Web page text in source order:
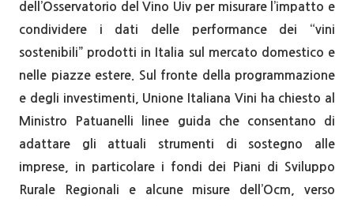
dell’Osservatorio del Vino Uiv per misurare l’impatto e
condividere i dati delle performance dei “vini
sostenibili” prodotti in Italia sul mercato domestico e
nelle piazze estere. Sul fronte della programmazione
e degli investimenti, Unione Italiana Vini ha chiesto al
Ministro Patuanelli linee guida che consentano di
adattare gli attuali strumenti di sostegno alle
imprese, in particolare i fondi dei Piani di Sviluppo
Rurale Regionali e alcune misure dell’Ocm, verso